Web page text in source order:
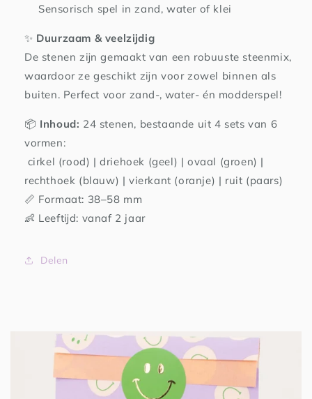
Sensorisch spel in zand, water of klei
✨ Duurzaam & veelzijdig
De stenen zijn gemaakt van een robuuste steenmix,
waardoor ze geschikt zijn voor zowel binnen als
buiten. Perfect voor zand-, water- én modderspel!
📦 Inhoud: 24 stenen, bestaande uit 4 sets van 6
vormen:
cirkel (rood) | driehoek (geel) | ovaal (groen) |
rechthoek (blauw) | vierkant (oranje) | ruit (paars)
📏 Formaat: 38–58 mm
👶 Leeftijd: vanaf 2 jaar
Delen